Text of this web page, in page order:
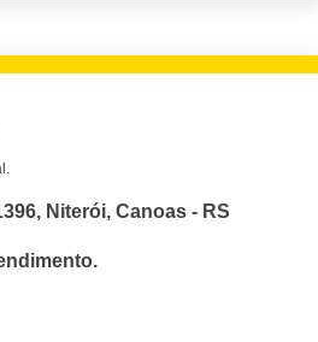
Niterói, Canoas - RS